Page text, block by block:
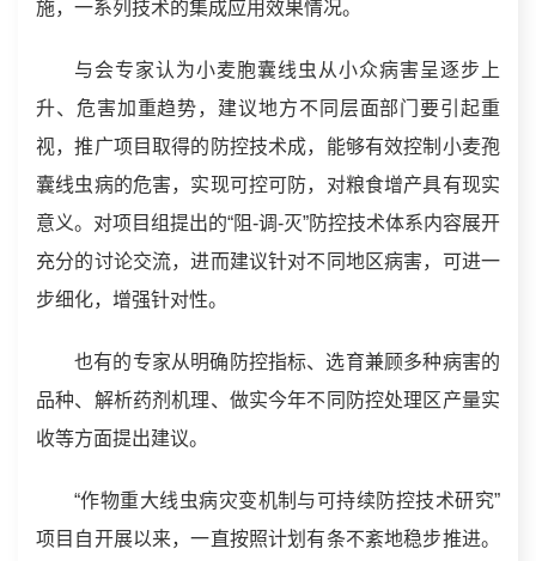
施，一系列技术的集成应用效果情况。
与会专家认为小麦胞囊线虫从小众病害呈逐步上
升、危害加重趋势，建议地方不同层面部门要引起重
视，推广项目取得的防控技术成，能够有效控制小麦孢
囊线虫病的危害，实现可控可防，对粮食增产具有现实
意义。对项目组提出的“阻-调-灭”防控技术体系内容展开
充分的讨论交流，进而建议针对不同地区病害，可进一
步细化，增强针对性。
也有的专家从明确防控指标、选育兼顾多种病害的
品种、解析药剂机理、做实今年不同防控处理区产量实
收等方面提出建议。
“作物重大线虫病灾变机制与可持续防控技术研究”
项目自开展以来，一直按照计划有条不紊地稳步推进。